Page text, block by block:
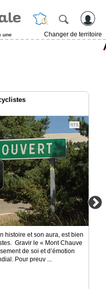
une
Changer de territoire
histoire et son aura, est bien
Gravir le « Mont Chauve
de soi et d’émotion
Pour preuv ...